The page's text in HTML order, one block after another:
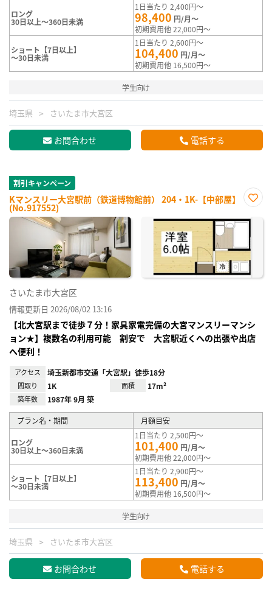
ロング
30日以上～360日未満
1日当たり 2,400円～
98,400 円/月～
初期費用他 22,000円～
ショート【7日以上】
～30日未満
1日当たり 2,600円～
104,400 円/月～
初期費用他 16,500円～
学生向け
埼玉県 さいたま市大宮区
お問合わせ 電話する
割引キャンペーン
Kマンスリー大宮駅前（鉄道博物館前） 204・1K-【中部屋】
(No.917552)
に入
録
さいたま市大宮区
情報更新日 2026/08/02 13:16
【北大宮駅まで徒歩７分！家具家電完備の大宮マンスリーマンシ
ョン★】複数名の利用可能 割安で 大宮駅近くへの出張や出店
へ便利！
アクセス 埼玉新都市交通「大宮駅」徒歩18分
間取り 1K 面積 17m²
築年数 1987年 9月 築
プラン名・期間 月額目安
ロング
30日以上～360日未満
1日当たり 2,500円～
101,400 円/月～
初期費用他 22,000円～
ショート【7日以上】
～30日未満
1日当たり 2,900円～
113,400 円/月～
初期費用他 16,500円～
学生向け
埼玉県 さいたま市大宮区
お問合わせ 電話する